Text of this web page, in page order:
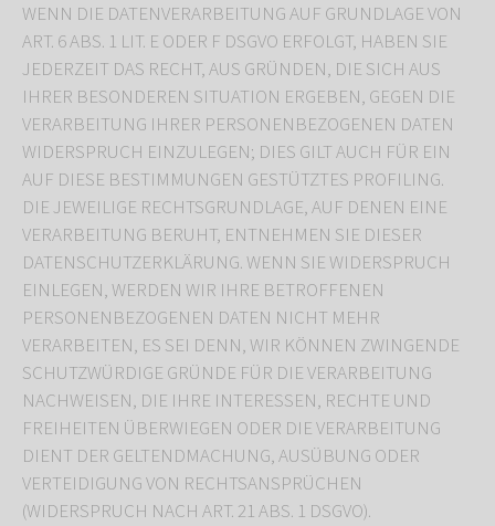
WENN DIE DATENVERARBEITUNG AUF GRUNDLAGE VON
ART. 6 ABS. 1 LIT. E ODER F DSGVO ERFOLGT, HABEN SIE
JEDERZEIT DAS RECHT, AUS GRÜNDEN, DIE SICH AUS
IHRER BESONDEREN SITUATION ERGEBEN, GEGEN DIE
VERARBEITUNG IHRER PERSONENBEZOGENEN DATEN
WIDERSPRUCH EINZULEGEN; DIES GILT AUCH FÜR EIN
AUF DIESE BESTIMMUNGEN GESTÜTZTES PROFILING.
DIE JEWEILIGE RECHTSGRUNDLAGE, AUF DENEN EINE
VERARBEITUNG BERUHT, ENTNEHMEN SIE DIESER
DATENSCHUTZERKLÄRUNG. WENN SIE WIDERSPRUCH
EINLEGEN, WERDEN WIR IHRE BETROFFENEN
PERSONENBEZOGENEN DATEN NICHT MEHR
VERARBEITEN, ES SEI DENN, WIR KÖNNEN ZWINGENDE
SCHUTZWÜRDIGE GRÜNDE FÜR DIE VERARBEITUNG
NACHWEISEN, DIE IHRE INTERESSEN, RECHTE UND
FREIHEITEN ÜBERWIEGEN ODER DIE VERARBEITUNG
DIENT DER GELTENDMACHUNG, AUSÜBUNG ODER
VERTEIDIGUNG VON RECHTSANSPRÜCHEN
(WIDERSPRUCH NACH ART. 21 ABS. 1 DSGVO).